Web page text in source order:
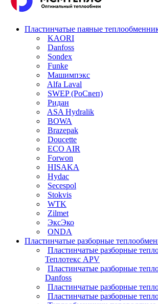
Пластинчатые паяные
KAORI
Danfoss
Sondex
Funke
Машимпэкс
Alfa Laval
SWEP (РоСвеп)
Ридан
ASA Hydralik
BOWA
Brazepak
Doucette
ECO AIR
Forwon
HISAKA
Hydac
Secespol
Stokvis
WTK
Zilmet
ЭксЭко
ONDA
Пластинчатые разборные
Пластинчатые разборные
Теплотекс APV
Пластинчатые разборные
Danfoss
Пластинчатые разборные
Пластинчатые разборные